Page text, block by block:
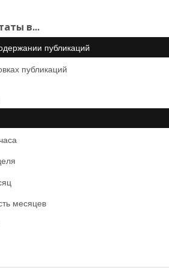
в...
публикаций
публикаций
месяцев